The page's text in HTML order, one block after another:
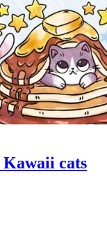
Kawaii cats